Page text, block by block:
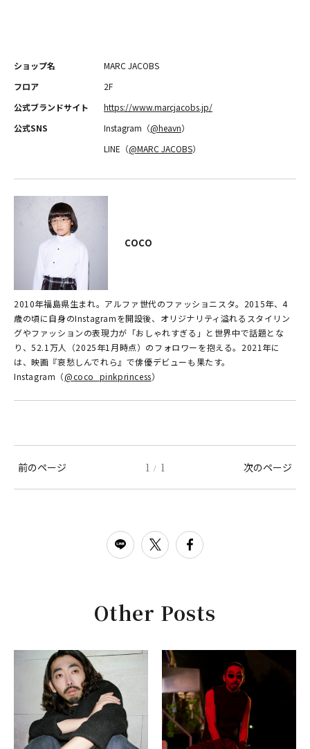
ショップ名
MARC JACOBS
フロア
2F
公式ブランドサイト
https://www.marcjacobs.jp/
公式SNS
Instagram（@heavn）
LINE（@MARC JACOBS）
COCO
2010年福島県生まれ。アルファ世代のファッショニスタ。2015年、4
歳の頃に自身のInstagramを開設後、オリジナリティ溢れるスタイリン
グやファッションの表現力が「おしゃれすぎる」と世界中で話題とな
り、52.1万人（2025年1月時点）のフォロワーを抱える。2021年に
は、映画『哀愁しんでれら』で俳優デビューも果たす。
Instagram（@coco_pinkprincess）
前のページ 1 / 1 次のページ
Other Posts